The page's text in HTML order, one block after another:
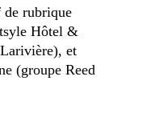
de rubrique
Hôtel &
et
(groupe Reed